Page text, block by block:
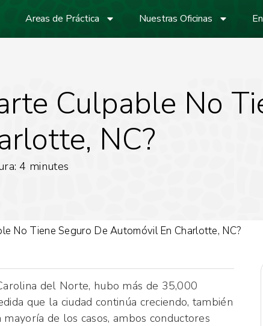
Areas de Práctica Nuestras Oficinas
Culpable No
NC?
4 minutes
No Tiene Seguro De Automóvil En Charlotte, NC?
del Norte, hubo más de 35,000
que la ciudad continúa creciendo, también
de los casos, ambos conductores